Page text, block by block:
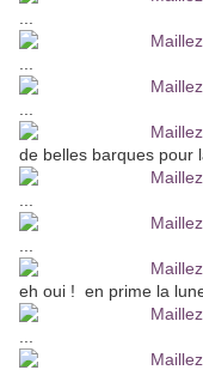
de belles barques pour
eh oui ! en prime la lune